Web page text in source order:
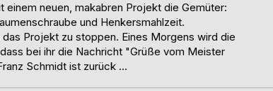
neuen, makabren Projekt die Gemüter:
und Henkersmahlzeit.
Projekt zu stoppen. Eines Morgens wird die
bei ihr die Nachricht "Grüße vom Meister
Schmidt ist zurück ...